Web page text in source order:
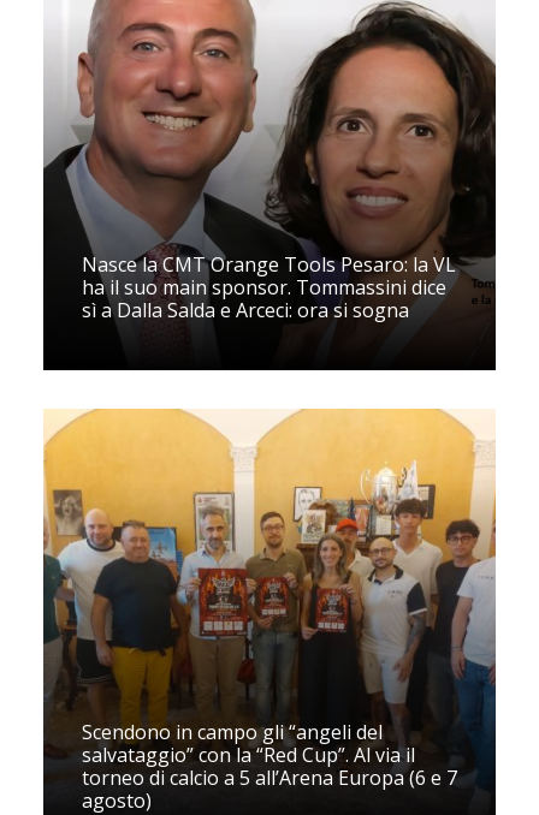
Nasce la CMT Orange Tools Pesaro: la VL
ha il suo main sponsor. Tommassini dice
sì a Dalla Salda e Arceci: ora si sogna
Scendono in campo gli “angeli del
salvataggio” con la “Red Cup”. Al via il
torneo di calcio a 5 all’Arena Europa (6 e 7
agosto)